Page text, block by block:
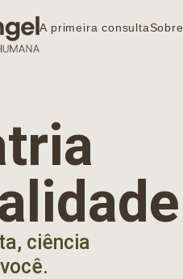
A primeira consultaSobre
ciência